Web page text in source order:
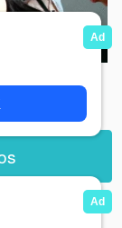
Of Machiko
MMSub